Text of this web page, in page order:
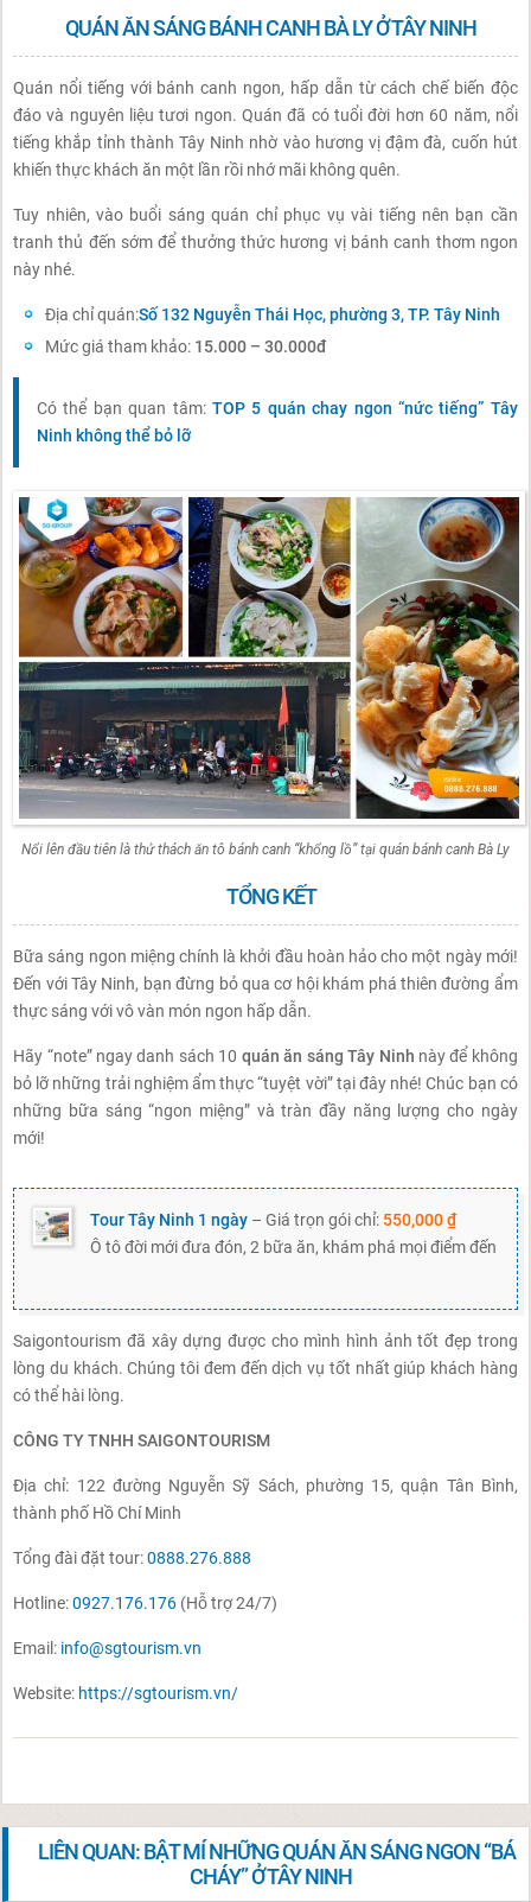
QUÁN ĂN SÁNG BÁNH CANH BÀ LY Ở TÂY NINH
Quán nổi tiếng với bánh canh ngon, hấp dẫn từ cách chế biến độc
đáo và nguyên liệu tươi ngon. Quán đã có tuổi đời hơn 60 năm, nổi
tiếng khắp tỉnh thành Tây Ninh nhờ vào hương vị đậm đà, cuốn hút
khiến thực khách ăn một lần rồi nhớ mãi không quên.
Tuy nhiên, vào buổi sáng quán chỉ phục vụ vài tiếng nên bạn cần
tranh thủ đến sớm để thưởng thức hương vị bánh canh thơm ngon
này nhé.
Địa chỉ quán:Số 132 Nguyễn Thái Học, phường 3, TP. Tây Ninh
Mức giá tham khảo: 15.000 – 30.000đ
Có thể bạn quan tâm:TOP 5 quán chay ngon “nức tiếng” Tây
Ninh không thể bỏ lỡ
Nổi lên đầu tiên là thử thách ăn tô bánh canh “khổng lồ” tại quán bánh canh Bà Ly
TỔNG KẾT
Bữa sáng ngon miệng chính là khởi đầu hoàn hảo cho một ngày mới!
Đến với Tây Ninh, bạn đừng bỏ qua cơ hội khám phá thiên đường ẩm
thực sáng với vô vàn món ngon hấp dẫn.
Hãy “note” ngay danh sách 10 quán ăn sáng Tây Ninh này để không
bỏ lỡ những trải nghiệm ẩm thực “tuyệt vời” tại đây nhé! Chúc bạn có
những bữa sáng “ngon miệng” và tràn đầy năng lượng cho ngày
mới!
Tour Tây Ninh 1 ngày– Giá trọn gói chỉ: 550,000 ₫
Ô tô đời mới đưa đón, 2 bữa ăn, khám phá mọi điểm đến
Saigontourism đã xây dựng được cho mình hình ảnh tốt đẹp trong
lòng du khách. Chúng tôi đem đến dịch vụ tốt nhất giúp khách hàng
có thể hài lòng.
CÔNG TY TNHH SAIGONTOURISM
Địa chỉ: 122 đường Nguyễn Sỹ Sách, phường 15, quận Tân Bình,
thành phố Hồ Chí Minh
Tổng đài đặt tour:0888.276.888
Hotline:0927.176.176 (Hỗ trợ 24/7)
Email: info@sgtourism.vn
Website: https://sgtourism.vn/
LIÊN QUAN: BẬT MÍ NHỮNG QUÁN ĂN SÁNG NGON “BÁ
CHÁY” Ở TÂY NINH